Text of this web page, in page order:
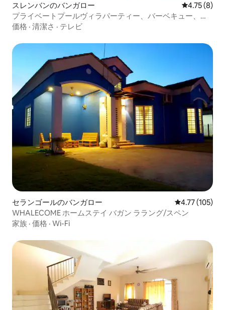
スレンバンのバンガロー レビュー8
4.75 (8)
プライベートプールヴィラパーティー、バーベキュー、カ
ラオケ、スレンバン2
価格 · 清潔さ · テレビ
セランゴールのバンガロー レビュー105
4.77 (105)
WHALECOME ホームステイ バガン ララング/スペン
家族 · 価格 · Wi-Fi